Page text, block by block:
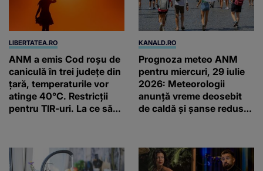
LIBERTATEA.RO
ANM a emis Cod roșu de
caniculă în trei județe din
țară, temperaturile vor
atinge 40°C. Restricții
pentru TIR-uri. La ce să
KANALD.RO
Prognoza meteo ANM
pentru miercuri, 29 iulie
2026: Meteorologii
anunță vreme deosebit
de caldă și șanse reduse